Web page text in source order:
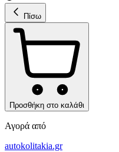
Πίσω
Προσθήκη στο καλάθι
Αγορά από
autokolitakia.gr